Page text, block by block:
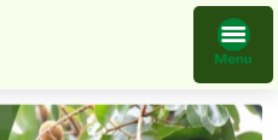
Melayani Proyek Pengadaan